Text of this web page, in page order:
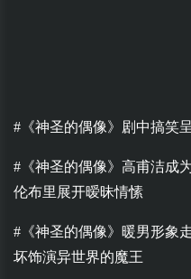
#《神圣的偶像》剧中搞笑
#《神圣的偶像》高甫洁成
伦布里展开暧昧情愫
#《神圣的偶像》暖男形象
坏饰演异世界的魔王